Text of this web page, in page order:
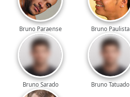
Bruno Paraense Bruno Paulista
Bruno Sarado Bruno Tatuado